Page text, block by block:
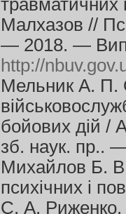
травматичних
Малхазов //
— 2018. —
http://
Мельник А. П.
бойових дій /
зб. наук. пр..
Михайлов Б. В.
психічних і
С. А.